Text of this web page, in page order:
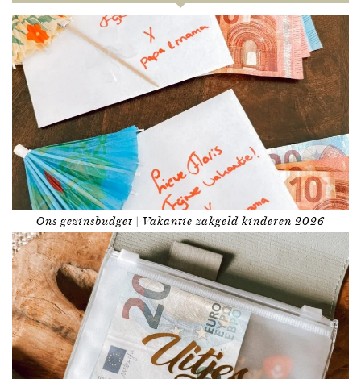
Ons gezinsbudget | Vakantie zakgeld kinderen 2026